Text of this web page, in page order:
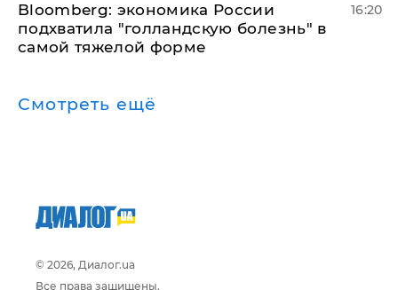
Bloomberg: экономика России
подхватила "голландскую болезнь" в
самой тяжелой форме
16:20
Смотреть ещё
© 2026, Диалог.ua
Все права защищены.